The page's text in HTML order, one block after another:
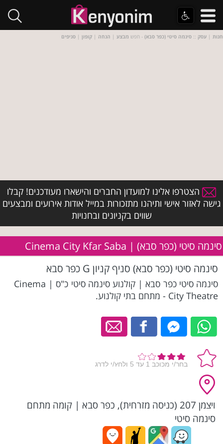
חנות | עסק :: סינמה סיטי (כפר סבא) - חפש מבצע | הנחה | קופון | סניפים
הצטרפו אלינו למועדון החברים והישארו מעודכנים! קבלו
גישה לאזור אישי ותיהנו מתזכורות במייל אודות אירועים ומבצעים
שווים בקניונים ובחנויות
סינמה סיטי (כפר סבא) | Cinema City Kfar Saba
סינמה סיטי (כפר סבא) סניף קניון G כפר סבא
סינמה סיטי כפר סבא | קולנוע סינמה סיטי כ"ס | Cinema
City Theatre - מתחם בתי קולנוע.
ויצמן 207 (כניסה מזרחית), כפר סבא | קומה מתחם
סינמה סיטי